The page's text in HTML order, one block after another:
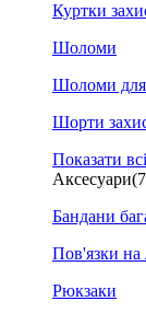
Куртки
Шоломи
Шоломи для
Шорти
Показати всі
Аксесуари
Бандани
Пов'язки на
Рюкзаки